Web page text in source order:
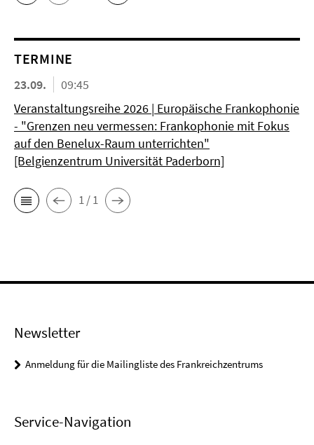
TERMINE
23.09.
09:45
Veranstaltungsreihe 2026 | Europäische Frankophonie
- "Grenzen neu vermessen: Frankophonie mit Fokus
auf den Benelux-Raum unterrichten"
[Belgienzentrum Universität Paderborn]
1 / 1
Newsletter
Anmeldung für die Mailingliste des Frankreichzentrums
Service-Navigation